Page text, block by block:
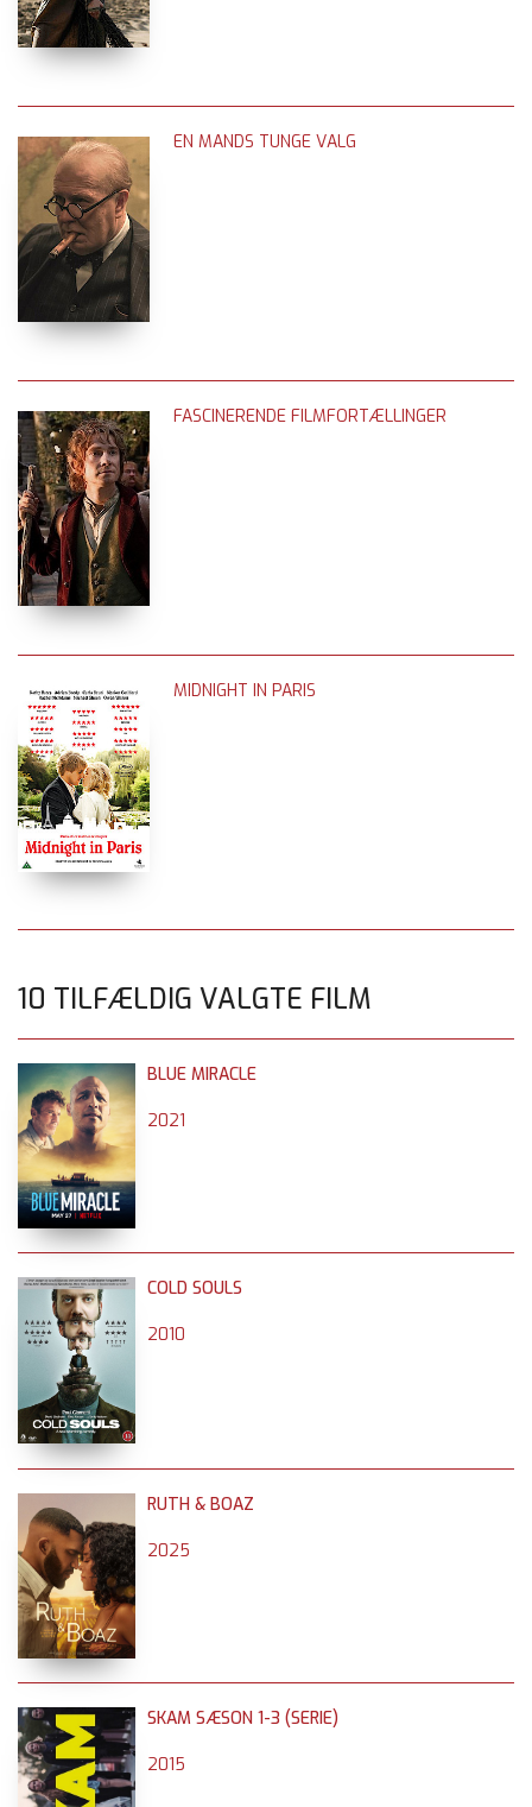
EN MANDS TUNGE VALG
FASCINERENDE FILMFORTÆLLINGER
MIDNIGHT IN PARIS
10 TILFÆLDIG VALGTE FILM
BLUE MIRACLE
2021
COLD SOULS
2010
RUTH & BOAZ
2025
SKAM SÆSON 1-3 (SERIE)
2015